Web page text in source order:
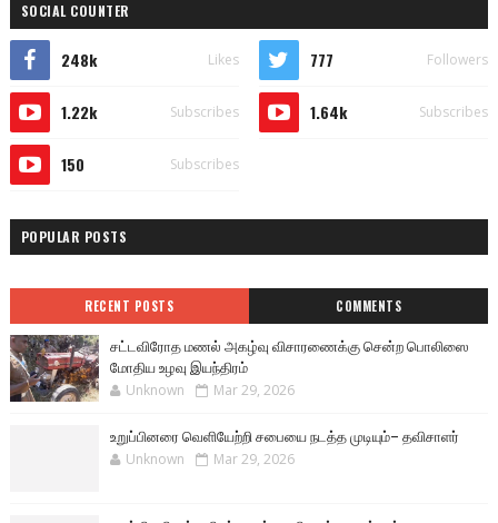
SOCIAL COUNTER
248k Likes 777 Followers
1.22k Subscribes 1.64k Subscribes
150 Subscribes
POPULAR POSTS
RECENT POSTS COMMENTS
சட்டவிரோத மணல் அகழ்வு விசாரணைக்கு சென்ற பொலிஸை
மோதிய உழவு இயந்திரம்
Unknown Mar 29, 2026
உறுப்பினரை வெளியேற்றி சபையை நடத்த முடியும்– தவிசாளர்
Unknown Mar 29, 2026